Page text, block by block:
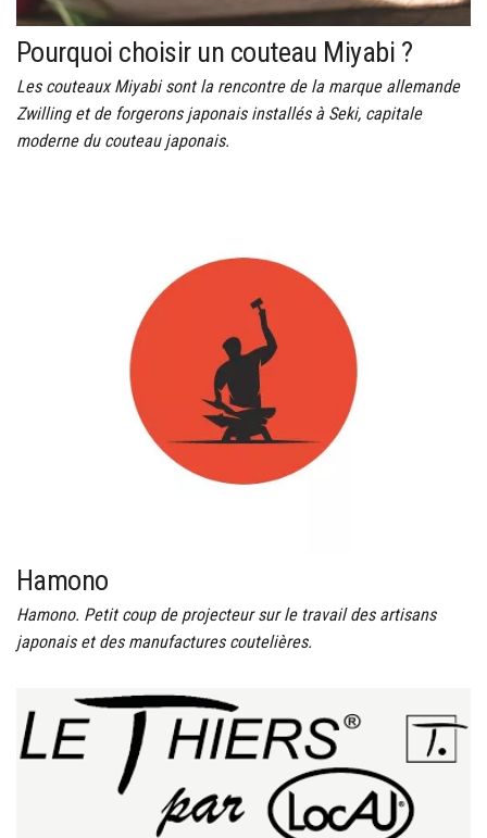
Pourquoi choisir un couteau Miyabi ?
Les couteaux Miyabi sont la rencontre de la marque allemande
Zwilling et de forgerons japonais installés à Seki, capitale
moderne du couteau japonais.
Hamono
Hamono. Petit coup de projecteur sur le travail des artisans
japonais et des manufactures coutelières.